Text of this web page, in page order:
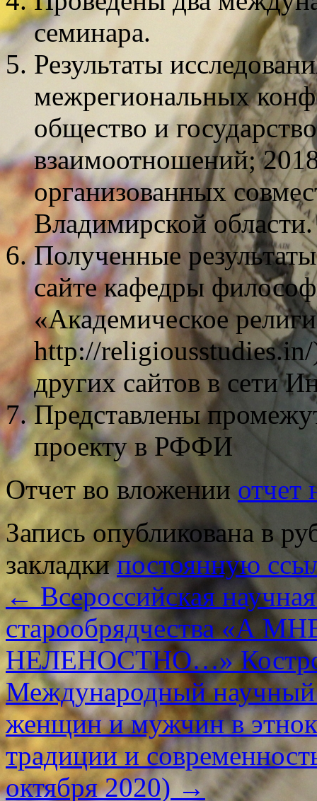
семинара.
Результаты
межрегиональных
общество и
взаимоотношений;
организованных
Владимирской области.
Полученные
сайте кафедры
«Академическое
http://
других сайтов в сети
Представлены
проекту в РФФИ
Отчет во вложении отчет
Запись опубликована в
закладкипостоянную
←Всероссийская
старообрядчества «А
НЕЛЕНОСТНО…»
Международный научный
женщин и мужчин в
традиции и
октября 2020)→